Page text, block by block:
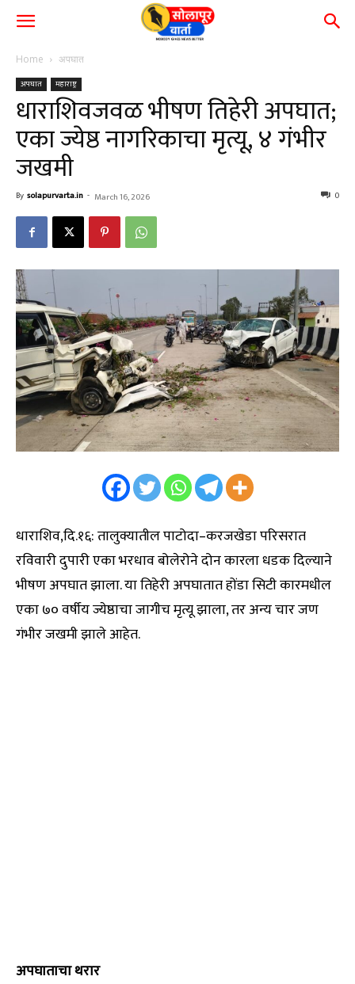
Home अपघात
अपघात महाराष्ट्र
धाराशिवजवळ भीषण तिहेरी अपघात;
एका ज्येष्ठ नागरिकाचा मृत्यू, ४ गंभीर
जखमी
By solapurvarta.in - March 16, 2026 0
धाराशिव,दि.१६: तालुक्यातील पाटोदा–करजखेडा परिसरात
रविवारी दुपारी एका भरधाव बोलेरोने दोन कारला धडक दिल्याने
भीषण अपघात झाला. या तिहेरी अपघातात होंडा सिटी कारमधील
एका ७० वर्षीय ज्येष्ठाचा जागीच मृत्यू झाला, तर अन्य चार जण
गंभीर जखमी झाले आहेत.
अपघाताचा थरार